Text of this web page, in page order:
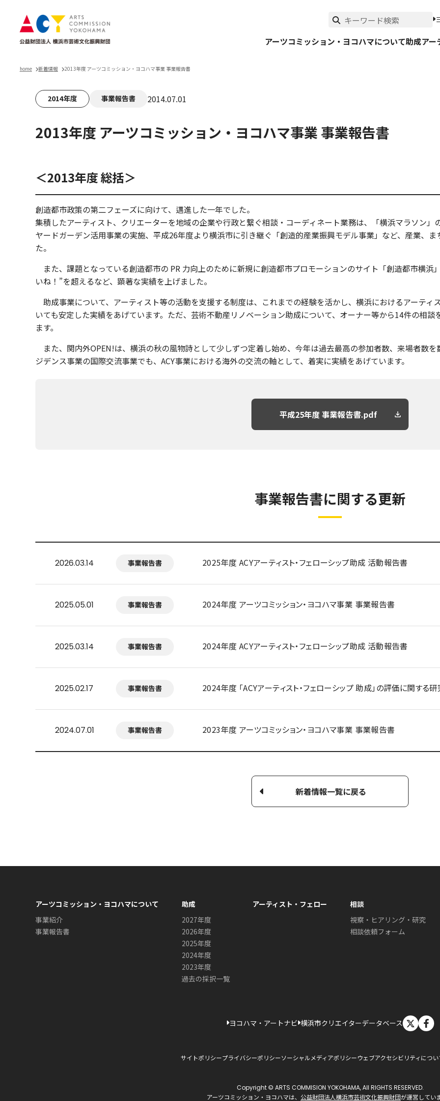
アーツコミッション・ヨコハマについて助成アー
home 新着情報 2013年度 アーツコミッション・ヨコハマ事業 事業報告書
2014年度 事業報告書 2014.07.01
2013年度 アーツコミッション・ヨコハマ事業 事業報告書
＜2013年度 総括＞
創造都市政策の第二フェーズに向けて、邁進した一年でした。
集積したアーティスト、クリエーターを地域の企業や行政と繋ぐ相談・コーディネート業務は、「横浜マラソン
ヤードガーデン活用事業の実施、平成26年度より横浜市に引き継ぐ「創造的産業振興モデル事業」など、産業、
た。
また、課題となっている創造都市の PR 力向上のために新規に創造都市プロモーションのサイト「創造都市横
いね！”を超えるなど、顕著な実績を上げました。
助成事業について、アーティスト等の活動を支援する制度は、これまでの経験を活かし、横浜におけるアーテ
いても安定した実績をあげています。ただ、芸術不動産リノベーション助成について、オーナー等から14件の相
ます。
また、関内外OPEN!は、横浜の秋の風物詩として少しずつ定着し始め、今年は過去最高の参加者数、来場者数
ジデンス事業の国際交流事業でも、ACY事業における海外の交流の軸として、着実に実績をあげています。
平成25年度 事業報告書.pdf
事業報告書に関する更新
2026.03.14 事業報告書 2025年度 ACYアーティスト・フェローシップ助成 活動報告書
2025.05.01 事業報告書 2024年度 アーツコミッション・ヨコハマ事業 事業報告書
2025.03.14 事業報告書 2024年度 ACYアーティスト・フェローシップ助成 活動報告書
2025.02.17 事業報告書 2024年度 「ACYアーティスト・フェローシップ 助成」の評価に関する
2024.07.01 事業報告書 2023年度 アーツコミッション・ヨコハマ事業 事業報告書
新着情報一覧に戻る
アーツコミッション・ヨコハマについて
事業紹介
事業報告書
助成
2027年度
2026年度
2025年度
2024年度
2023年度
過去の採択一覧
アーティスト・フェロー
相談
視察・ヒアリング・研究
相談依頼フォーム
ヨコハマ・アートナビ 横浜市クリエイターデータベース X
サイトポリシープライバシーポリシーソーシャルメディアポリシーウェブアクセシビリティについ
Copyright © ARTS COMMISION YOKOHAMA, All RIGHTS RESERVED.
アーツコミッション・ヨコハマは、 公益財団法人横浜市芸術文化振興財団が運営していま